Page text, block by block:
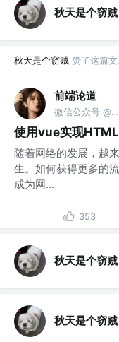
秋天是个窃贼
秋天是个窃贼 赞了这篇文
前端论道
微信公众号 @前端论道
使用vue实现
随着网络的发展，越
生。如何获得更多的
成为网...
353
秋天是个窃贼
秋天是个窃贼